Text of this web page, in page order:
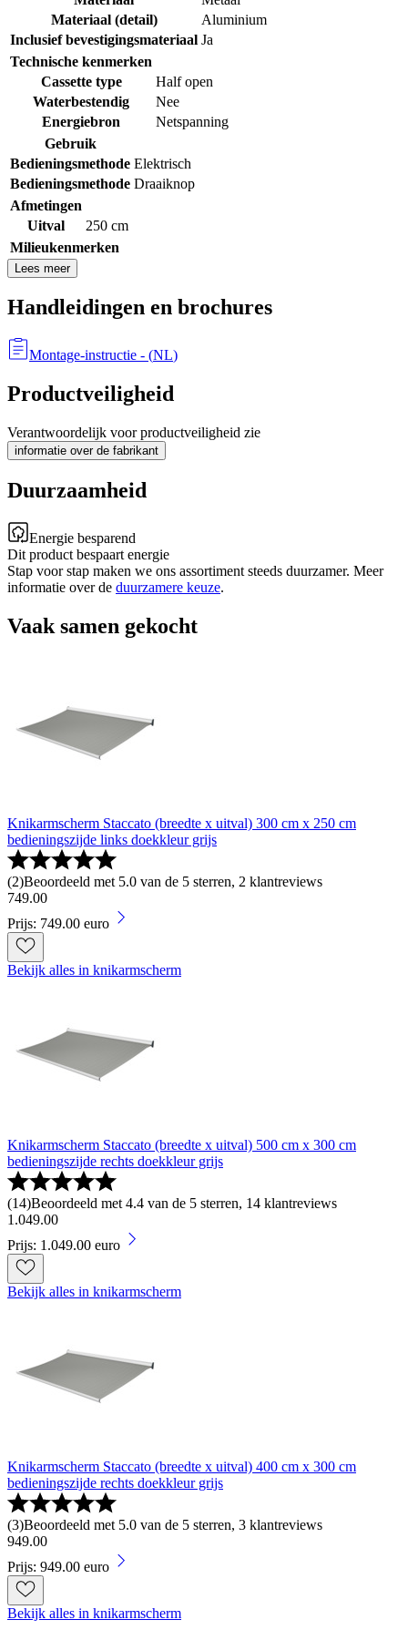
Materiaal (detail)
Aluminium
Inclusief bevestigingsmateriaal Ja
Technische kenmerken
Cassette type
Half open
Waterbestendig
Nee
Energiebron
Netspanning
Gebruik
Bedieningsmethode Elektrisch
Bedieningsmethode Draaiknop
Afmetingen
Uitval
250 cm
Milieukenmerken
Lees meer
Handleidingen en brochures
Montage-instructie - (NL)
Productveiligheid
Verantwoordelijk voor productveiligheid zie
informatie over de fabrikant
Duurzaamheid
Energie besparend
Dit product bespaart energie
Stap voor stap maken we ons assortiment steeds duurzamer. Meer
informatie over de duurzamere keuze.
Vaak samen gekocht
Knikarmscherm Staccato (breedte x uitval) 300 cm x 250 cm
bedieningszijde links doekkleur grijs
(2)Beoordeeld met 5.0 van de 5 sterren, 2 klantreviews
749.00
Prijs: 749.00 euro
Bekijk alles in knikarmscherm
Knikarmscherm Staccato (breedte x uitval) 500 cm x 300 cm
bedieningszijde rechts doekkleur grijs
(14)Beoordeeld met 4.4 van de 5 sterren, 14 klantreviews
1 .049.00
Prijs: 1.049.00 euro
Bekijk alles in knikarmscherm
Knikarmscherm Staccato (breedte x uitval) 400 cm x 300 cm
bedieningszijde rechts doekkleur grijs
(3)Beoordeeld met 5.0 van de 5 sterren, 3 klantreviews
949.00
Prijs: 949.00 euro
Bekijk alles in knikarmscherm